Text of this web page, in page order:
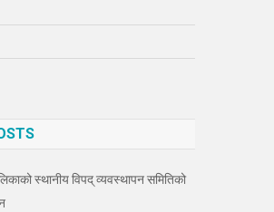
स्थानीय विपद् व्यवस्थापन समितिको